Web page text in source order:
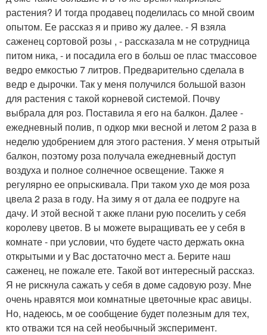
растения? И тогда продавец поделилась со мной своим
опытом. Ее рассказ я и приво жу далее. - Я взяла
саженец сортовой розы , - рассказала м не сотрудница
питом ника, - и посадила его в больш ое плас тмассовое
ведро емкостью 7 литров. Предварительно сделала в
ведр е дырочки. Так у меня получился большой вазон
для растения с такой корневой системой. Почву
выбрала для роз. Поставила я его на балкон. Далее -
ежедневный полив, п одкор мки весной и летом 2 раза в
неделю удобрением для этого растения. У меня отрытый
балкон, поэтому роза получала ежедневный доступ
воздуха и полное солнечное освещение. Также я
регулярно ее опрыскивала. При таком ухо де моя роза
цвела 2 раза в году. На зиму я от дала ее подруге на
дачу. И этой весной т акже плани рую поселить у себя
королеву цветов. В ы можете выращивать ее у себя в
комнате - при условии, что будете часто держать окна
открытыми и у Вас достаточно мест а. Берите наш
саженец, не пожале ете. Такой вот интересный рассказ.
Я не рискнула сажать у себя в доме садовую розу. Мне
очень нравятся мои комнатные цветочные крас авицы.
Но, надеюсь, м ое сообщение будет полезным для тех,
кто отважи тся на сей необычный эксперимент.